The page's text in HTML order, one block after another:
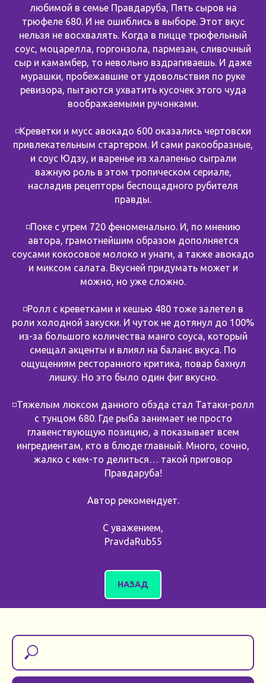
любимой в семье Правдаруба, Пять сыров на
трюфеле 680. И не ошиблись в выборе. Этот вкус
нельзя не восхвалять. Когда в пицце трюфельный
соус, моцарелла, горгонзола, пармезан, сливочный
сыр и камамбер, то невольно вздрагиваешь. И даже
мурашки, пробежавшие от удовольствия по руке
ревизора, пытаются ухватить кусочек этого чуда
воображаемыми ручонками.
◽️Креветки и мусс авокадо 600 оказались чертовски
привлекательным стартером. И сами ракообразные,
и соус Юдзу, и варенье из халапеньо сыграли
важную роль в этом тропическом сериале,
насладив рецепторы беспощадного рубителя
правды.
◽️Поке с угрем 720 феноменально. И, по мнению
автора, грамотнейшим образом дополняется
соусами кокосовое молоко и унаги, а также авокадо
и миксом салата. Вкусней придумать может и
можно, но уже сложно.
◽️Ролл с креветками и кешью 480 тоже залетел в
роли холодной закуски. И чуток не дотянул до 100%
из-за большого количества манго соуса, который
смещал акценты и влиял на баланс вкуса. По
ощущениям ресторанного критика, повар бахнул
лишку. Но это было один фиг вкусно.
◽️Тяжелым люксом данного обэда стал Татаки-ролл
с тунцом 680. Где рыба занимает не просто
главенствующую позицию, а показывает всем
ингредиентам, кто в блюде главный. Много, сочно,
жалко с кем-то делиться… такой приговор
Правдаруба!
Автор рекомендует.
С уважением,
PravdaRub55
НАЗАД